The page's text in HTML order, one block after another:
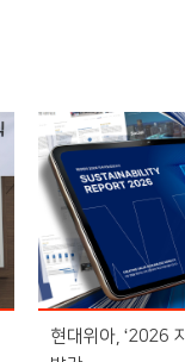
현대위아, ‘2026